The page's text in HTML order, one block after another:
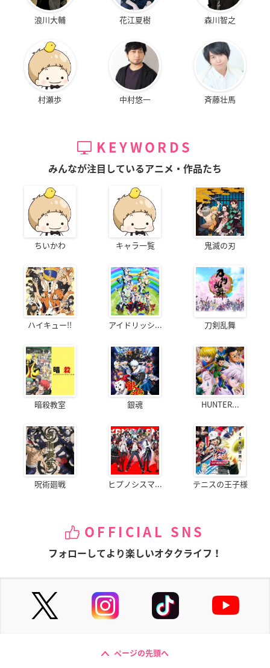
浪川大輔 花江夏樹 森川智之
村瀬歩 中村悠一 斉藤壮馬
KEYWORDS
みんなが注目しているアニメ・作品たち
ちいかわ キャラ一覧 鬼滅の刃
ハイキュー!! アイドリッシ... 刀剣乱舞
暗殺教室 銀魂 HUNTER...
呪術廻戦 ヒプノシスマ... テニスの王子様
OFFICIAL SNS
フォローしてより楽しいオタクライフ！
ページの先頭へ